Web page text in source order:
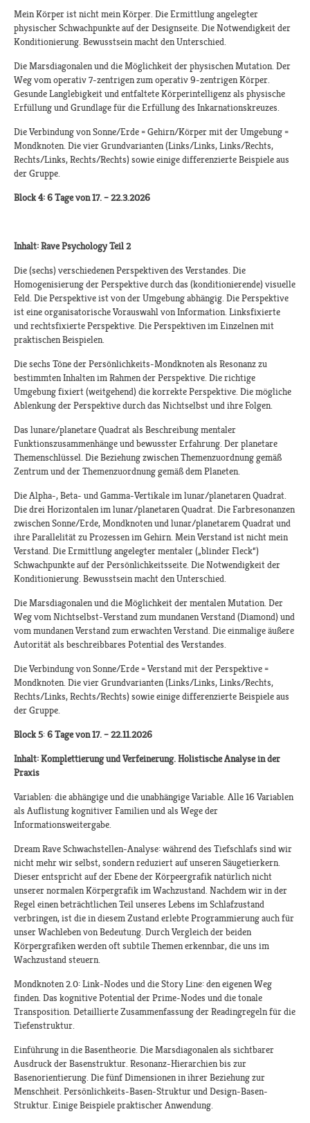
Mein Körper ist nicht mein Körper. Die Ermittlung angelegter
physischer Schwachpunkte auf der Designseite. Die Notwendigkeit der
Konditionierung. Bewusstsein macht den Unterschied.
Die Marsdiagonalen und die Möglichkeit der physischen Mutation. Der
Weg vom operativ 7-zentrigen zum operativ 9-zentrigen Körper.
Gesunde Langlebigkeit und entfaltete Körperintelligenz als physische
Erfüllung und Grundlage für die Erfüllung des Inkarnationskreuzes.
Die Verbindung von Sonne/Erde = Gehirn/Körper mit der Umgebung =
Mondknoten. Die vier Grundvarianten (Links/Links, Links/Rechts,
Rechts/Links, Rechts/Rechts) sowie einige differenzierte Beispiele aus
der Gruppe.
Block 4: 6 Tage von 17. – 22.3.2026
Inhalt: Rave Psychology Teil 2
Die (sechs) verschiedenen Perspektiven des Verstandes. Die
Homogenisierung der Perspektive durch das (konditionierende) visuelle
Feld. Die Perspektive ist von der Umgebung abhängig. Die Perspektive
ist eine organisatorische Vorauswahl von Information. Linksfixierte
und rechtsfixierte Perspektive. Die Perspektiven im Einzelnen mit
praktischen Beispielen.
Die sechs Töne der Persönlichkeits-Mondknoten als Resonanz zu
bestimmten Inhalten im Rahmen der Perspektive. Die richtige
Umgebung fixiert (weitgehend) die korrekte Perspektive. Die mögliche
Ablenkung der Perspektive durch das Nichtselbst und ihre Folgen.
Das lunare/planetare Quadrat als Beschreibung mentaler
Funktionszusammenhänge und bewusster Erfahrung. Der planetare
Themenschlüssel. Die Beziehung zwischen Themenzuordnung gemäß
Zentrum und der Themenzuordnung gemäß dem Planeten.
Die Alpha-, Beta- und Gamma-Vertikale im lunar/planetaren Quadrat.
Die drei Horizontalen im lunar/planetaren Quadrat. Die Farbresonanzen
zwischen Sonne/Erde, Mondknoten und lunar/planetarem Quadrat und
ihre Parallelität zu Prozessen im Gehirn. Mein Verstand ist nicht mein
Verstand. Die Ermittlung angelegter mentaler („blinder Fleck“)
Schwachpunkte auf der Persönlichkeitsseite. Die Notwendigkeit der
Konditionierung. Bewusstsein macht den Unterschied.
Die Marsdiagonalen und die Möglichkeit der mentalen Mutation. Der
Weg vom Nichtselbst-Verstand zum mundanen Verstand (Diamond) und
vom mundanen Verstand zum erwachten Verstand. Die einmalige äußere
Autorität als beschreibbares Potential des Verstandes.
Die Verbindung von Sonne/Erde = Verstand mit der Perspektive =
Mondknoten. Die vier Grundvarianten (Links/Links, Links/Rechts,
Rechts/Links, Rechts/Rechts) sowie einige differenzierte Beispiele aus
der Gruppe.
Block 5:6 Tage von 17. – 22.11.2026
Inhalt: Komplettierung und Verfeinerung. Holistische Analyse in der
Praxis
Variablen: die abhängige und die unabhängige Variable. Alle 16 Variablen
als Auflistung kognitiver Familien und als Wege der
Informationsweitergabe.
Dream Rave Schwachstellen-Analyse: während des Tiefschlafs sind wir
nicht mehr wir selbst, sondern reduziert auf unseren Säugetierkern.
Dieser entspricht auf der Ebene der Körpeergrafik natürlich nicht
unserer normalen Körpergrafik im Wachzustand. Nachdem wir in der
Regel einen beträchtlichen Teil unseres Lebens im Schlafzustand
verbringen, ist die in diesem Zustand erlebte Programmierung auch für
unser Wachleben von Bedeutung. Durch Vergleich der beiden
Körpergrafiken werden oft subtile Themen erkennbar, die uns im
Wachzustand steuern.
Mondknoten 2.0: Link-Nodes und die Story Line: den eigenen Weg
finden. Das kognitive Potential der Prime-Nodes und die tonale
Transposition. Detaillierte Zusammenfassung der Readingregeln für die
Tiefenstruktur.
Einführung in die Basentheorie. Die Marsdiagonalen als sichtbarer
Ausdruck der Basenstruktur. Resonanz-Hierarchien bis zur
Basenorientierung. Die fünf Dimensionen in ihrer Beziehung zur
Menschheit. Persönlichkeits-Basen-Struktur und Design-Basen-
Struktur. Einige Beispiele praktischer Anwendung.